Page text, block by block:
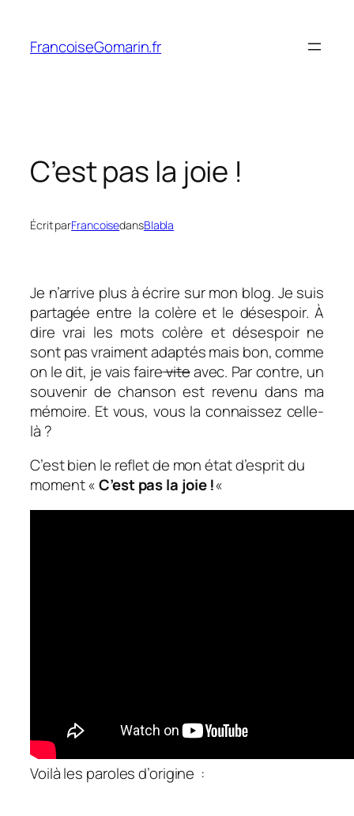
contenu
FrancoiseGomarin.fr
C’est pas la joie !
Écrit parFrancoisedansBlabla
Je n’arrive plus à écrire sur mon blog. Je suis
partagée entre la colère et le désespoir. À
dire vrai les mots colère et désespoir ne
sont pas vraiment adaptés mais bon, comme
on le dit, je vais faireviteavec. Par contre, un
souvenir de chanson est revenu dans ma
mémoire. Et vous, vous la connaissez celle-
là ?
C’est bien le reflet de mon état d’esprit du
moment «C’est pas la joie !«
Voilà les paroles d’origine :